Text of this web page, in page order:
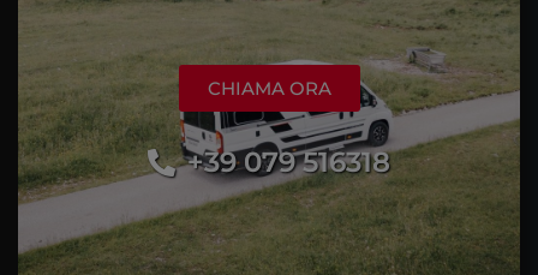
CHIAMA ORA
+39 079 516318